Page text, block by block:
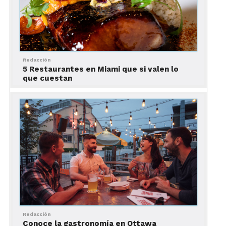
Típica de la cocina del sur de la India, la Masala
Dosa es una especie de crepa preparada con harina
de arroz y lenteja, y adicionada con “Masala”, una
combinación de especias. Usualmente se rellena
de papa, cebolla y hojas de curry, y se acompaña
con diversos chutneys o salsas –como de coco,
tomate o cilantro-.
Redacción
5 Restaurantes en Miami que si valen lo
que cuestan
Redacción
Conoce la gastronomía en Ottawa